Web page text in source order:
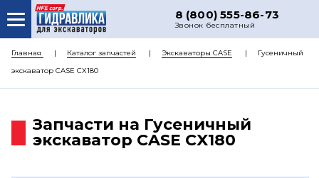
8 (800) 555-86-73
Звонок бесплатный
О НАС
ДОСТАВКА
Главная Каталог запчастей Экскаваторы CASE
Гусеничный
экскаватор CASE CX180
Запчасти на Гусеничный
экскаватор CASE CX180